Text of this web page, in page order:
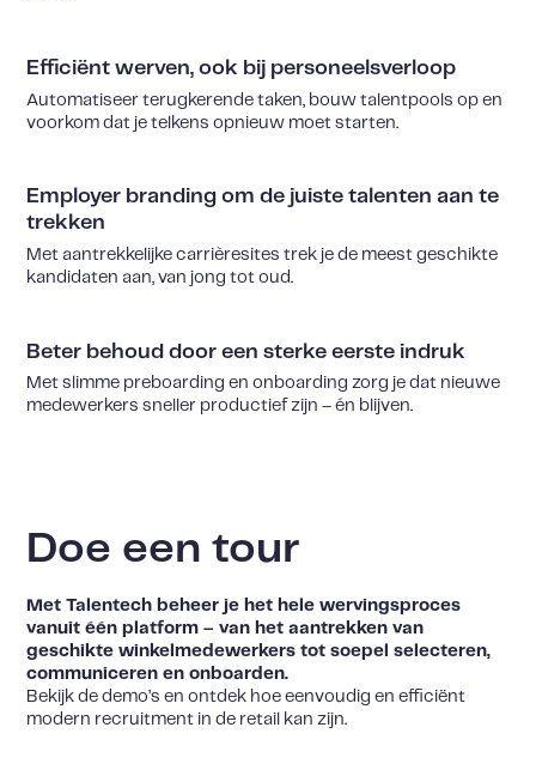
Efficiënt werven, ook bij personeelsverloop
Automatiseer terugkerende taken, bouw talentpools op en
voorkom dat je telkens opnieuw moet starten.
Employer branding om de juiste talenten aan te
trekken
Met aantrekkelijke carrièresites trek je de meest geschikte
kandidaten aan, van jong tot oud.
Beter behoud door een sterke eerste indruk
Met slimme preboarding enonboarding zorg je dat nieuwe
medewerkers sneller productief zijn – én blijven.
Doe een tour
Met Talentech beheer je het hele wervingsproces
vanuit één platform – van het aantrekken van
geschikte winkelmedewerkers tot soepel selecteren,
communiceren en onboarden.
Bekijk de demo’s en ontdek hoe eenvoudig en efficiënt
modern recruitment in de retail kan zijn.